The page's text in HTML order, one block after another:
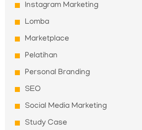
Instagram Marketing
Lomba
Marketplace
Pelatihan
Personal Branding
SEO
Social Media Marketing
Study Case